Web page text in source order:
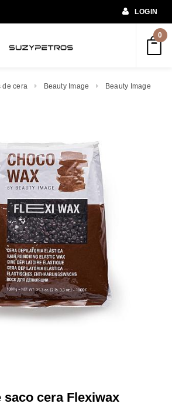
LOGIN
0
de cera Beauty Image Beauty Image
saco cera Flexiwax